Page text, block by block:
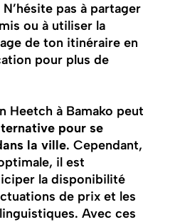
pas à partager
ou à utiliser la
de ton itinéraire en
pour plus de
Heetch à Bamako peut
pour se
la ville. Cependant,
il est
la disponibilité
de prix et les
Avec ces